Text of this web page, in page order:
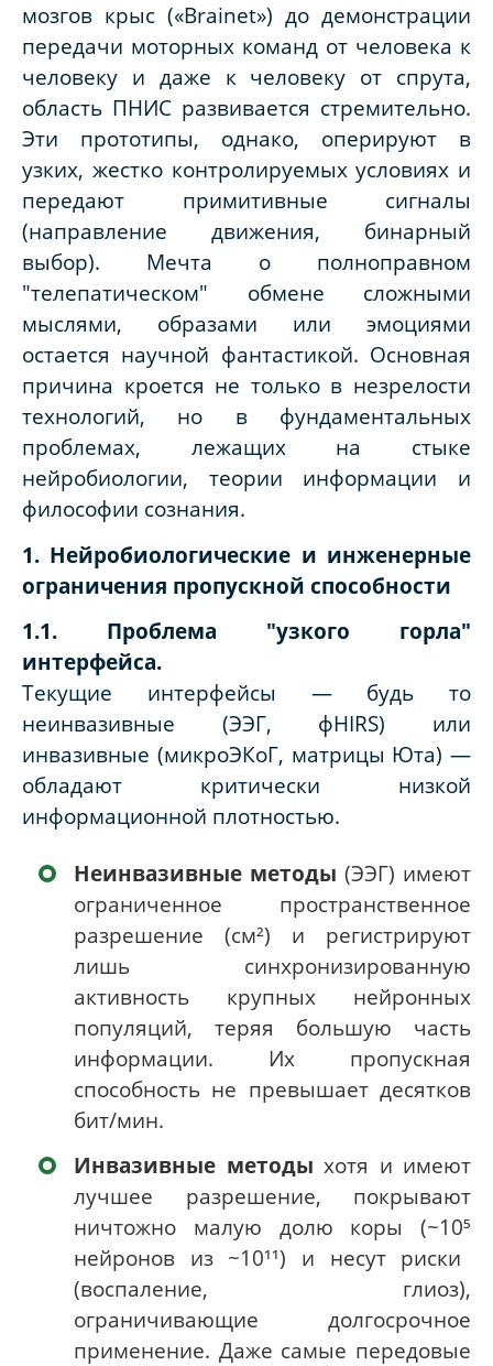
мозгов крыс («Brainet») до демонстрации
передачи моторных команд от человека к
человеку и даже к человеку от спрута,
область ПНИС развивается стремительно.
Эти прототипы, однако, оперируют в
узких, жестко контролируемых условиях и
передают примитивные сигналы
(направление движения, бинарный
выбор). Мечта о полноправном
"телепатическом" обмене сложными
мыслями, образами или эмоциями
остается научной фантастикой. Основная
причина кроется не только в незрелости
технологий, но в фундаментальных
проблемах, лежащих на стыке
нейробиологии, теории информации и
философии сознания.
1. Нейробиологические и инженерные
ограничения пропускной способности
1.1. Проблема "узкого горла"
интерфейса.
Текущие интерфейсы — будь то
неинвазивные (ЭЭГ, фНIRS) или
инвазивные (микроЭКоГ, матрицы Юта) —
обладают критически низкой
информационной плотностью.
Неинвазивные методы (ЭЭГ) имеют
ограниченное пространственное
разрешение (см²) и регистрируют
лишь синхронизированную
активность крупных нейронных
популяций, теряя большую часть
информации. Их пропускная
способность не превышает десятков
бит/мин.
Инвазивные методы хотя и имеют
лучшее разрешение, покрывают
ничтожно малую долю коры (~10⁵
нейронов из ~10¹¹) и несут риски
(воспаление, глиоз),
ограничивающие долгосрочное
применение. Даже самые передовые